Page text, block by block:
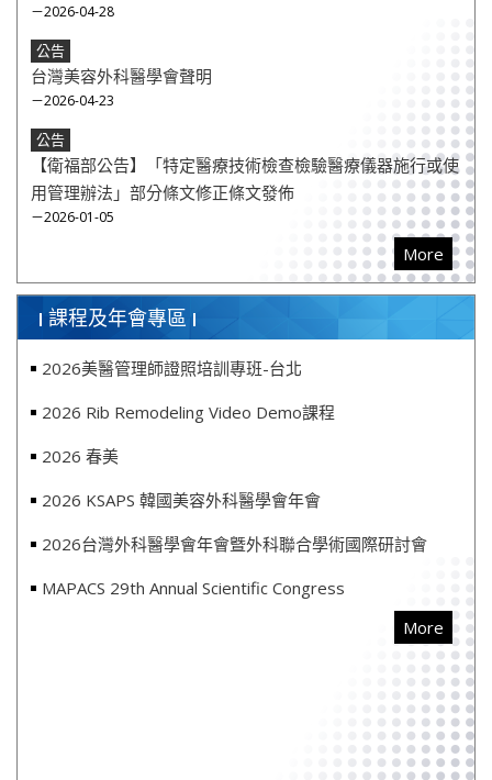
－2026-04-28
公告
台灣美容外科醫學會聲明
－2026-04-23
公告
【衛福部公告】「特定醫療技術檢查檢驗醫療儀器施行或使
用管理辦法」部分條文修正條文發佈
－2026-01-05
More
課程及年會專區
2026美醫管理師證照培訓專班-台北
2026 Rib Remodeling Video Demo課程
2026 春美
2026 KSAPS 韓國美容外科醫學會年會
2026台灣外科醫學會年會曁外科聯合學術國際研討會
MAPACS 29th Annual Scientific Congress
More